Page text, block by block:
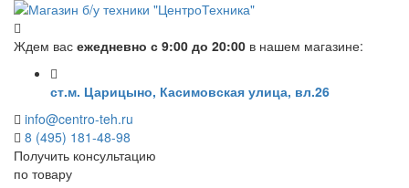
Ждем вас ежедневно с 9:00 до 20:00 в нашем магазине:
ст.м. Царицыно, Касимовская улица, вл.26
info@centro-teh.ru
8 (495) 181-48-98
Получить консультацию
по товару